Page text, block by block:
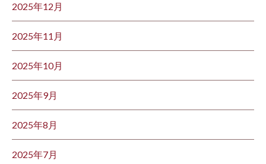
2025年12月
2025年11月
2025年10月
2025年9月
2025年8月
2025年7月